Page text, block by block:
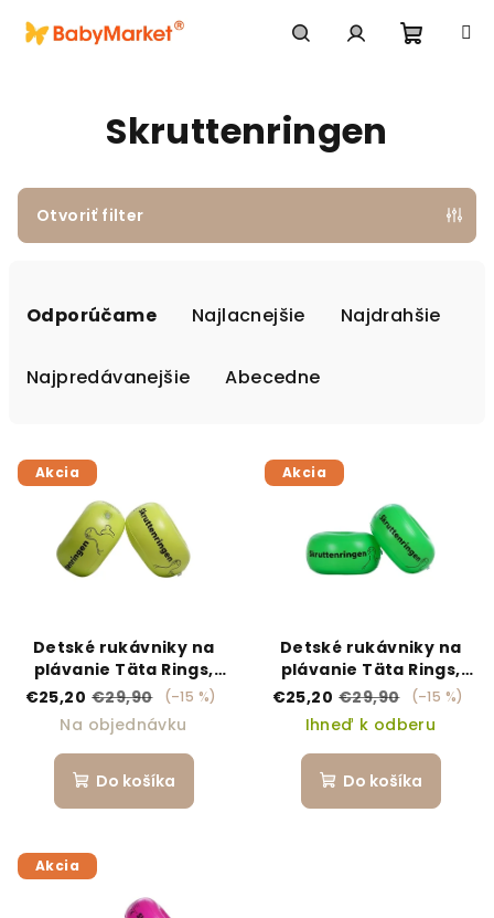
Skruttenringen
Otvoriť filter
Odporúčame Najlacnejšie Najdrahšie
Najpredávanejšie Abecedne
Výpis produktov
Akcia
Detské rukávniky na
plávanie Täta Rings,
žlté
€25,20 €29,90 (–15 %)
Na objednávku
Do košíka
Akcia
Detské rukávniky na
plávanie Täta Rings,
zelené
€25,20 €29,90 (–15 %)
Ihneď k odberu
Do košíka
Akcia